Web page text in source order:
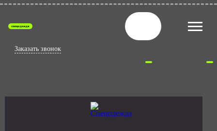
спецодежда
Заказать звонок